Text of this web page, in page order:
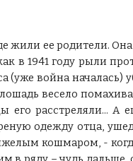
жили ее родители.
в 1941 году рыли
война началась)
весело
его расстреляли...
одежду отца,
кошмаром, -